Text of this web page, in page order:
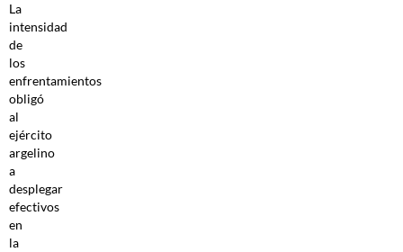
La
intensidad
de
los
enfrentamientos
obligó
al
ejército
argelino
a
desplegar
efectivos
en
la